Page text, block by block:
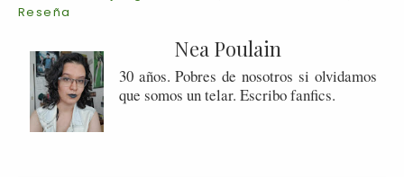
Reseña
Nea Poulain
30 años. Pobres de nosotros si olvidamos
que somos un telar. Escribo fanfics.